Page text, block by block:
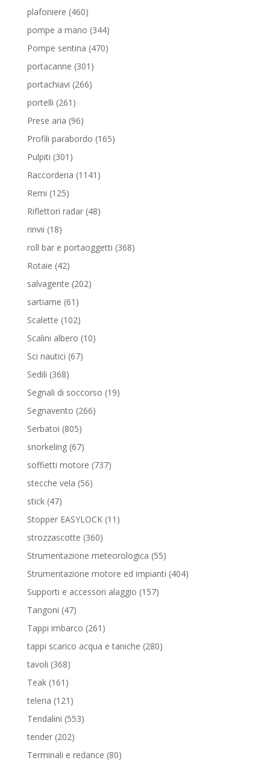
plafoniere 460460
prodotti
pompe a mano 344344
prodotti
Pompe sentina 470470
portacanne 301 301
prodotti
portachiavi 266266
portelli 261 261
prodotti
Prese aria 9696
prodotti
Profili parabordo 165165
Pulpiti 301 301
prodotti
Raccorderia 1141 1141
Remi 125125
prodotti
Riflettori radar 4848
rinvii 1818
prodotti
roll bar e portaoggetti 368368
Rotaie 4242
prodotti
salvagente 202202
sartiame 61 61
prodotti
Scalette 102102
prodotti
Scalini albero 1010
Sci nautici 6767
Sedili 368368
Segnali di soccorso 1919
Segnavento 266266
Serbatoi 805805
prodotti
snorkeling 6767
prodotti
soffietti motore 737737
stecche vela 5656
stick 4747
prodotti
Stopper EASYLOCK 11 11
strozzascotte 360360
prodotti
Strumentazione meteorologica 5555
prodotti
Strumentazione motore ed impianti 404404
Supporti e accessori alaggio 157157
Tangoni 4747
prodotti
Tappi imbarco 261 261
prodotti
tappi scarico acqua e taniche 280280
tavoli 368368
prodotti
Teak 161 161
prodotti
teleria 121 121
prodotti
Tendalini 553553
tender 202202
prodotti
Terminali e redance 8080